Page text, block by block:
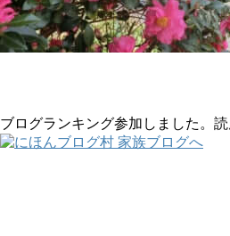
ブログランキング参加しました。